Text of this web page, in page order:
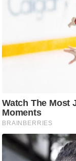
वि
ष
ण
म
यि
क
मा